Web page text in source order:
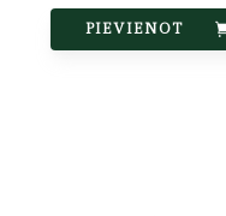
PIEVIENOT